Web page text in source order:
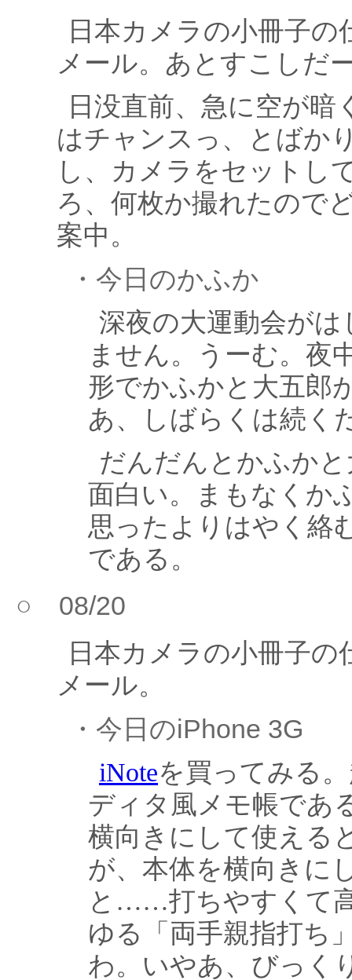
日本カメラの小冊子
メール。あとすこしだ
日没直前、急に空が
はチャンスっ、とばか
し、カメラをセットし
ろ、何枚か撮れたので
案中。
・今日のかふか
深夜の大運動会が
ません。うーむ。夜
形でかふかと大五郎
あ、しばらくは続く
だんだんとかふか
面白い。まもなくか
思ったよりはやく絡
である。
○ 08/20
日本カメラの小冊子
メール。
・今日のiPhone 3G
iNoteを買ってみる
ディタ風メモ帳であ
横向きにして使える
が、本体を横向きに
と……打ちやすくて
ゆる「両手親指打ち
わ。いやあ、びっく